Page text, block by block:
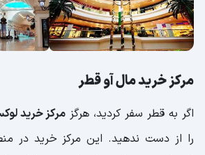
مرکز خرید مال آو قطر
اگر به قطر سفر کردید، هرگز مرکز خرید
را از دست ندهید. این مرکز خرید در